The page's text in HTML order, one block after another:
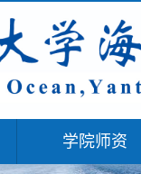
学院师资